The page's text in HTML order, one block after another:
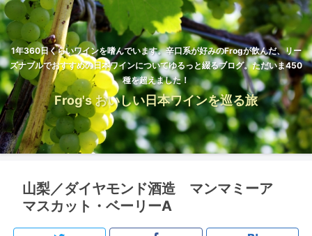
1年360日くらいワインを嗜んでいます。辛口系が好みのFrogが飲んだ、リー
ズナブルでおすすめの日本ワインについてゆるっと綴るブログ。ただいま450
種を超えました！
Frog's おいしい日本ワインを巡る旅
山梨／ダイヤモンド酒造 マンマミーア
マスカット・ベーリーA